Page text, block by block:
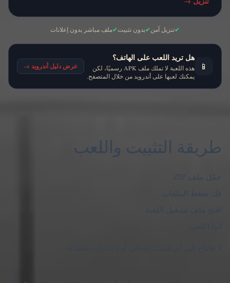
✔تنزيل آمن✔بدون تثبيت✔ملف مباشر بدون إعلانات
📱
هل تريد اللعب على الهاتف؟
هذه اللعبة لا تملك ملف APK رسميًا، لكن
يمكنك لعبها على أندرويد من خلال المتصفح.
عرض دليل أندرويد →
طريقة التثبيت واللعب
حمّل ملف ZIP